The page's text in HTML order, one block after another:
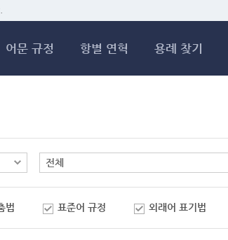
어문 규정 항별 연혁 용례 찾기
법 표준어 규정 외래어 표기법